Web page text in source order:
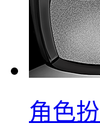
角色